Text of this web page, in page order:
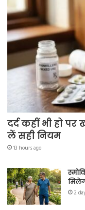
दर्द कहीं भी हो
लें सही नियम
13 hours ago
2